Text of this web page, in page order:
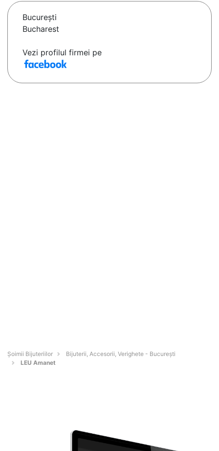
Bucureşti
Bucharest
Vezi profilul firmei pe
Şoimii Bijuteriilor
Bijuterii, Accesorii, Verighete - Bucureşti
LEU Amanet